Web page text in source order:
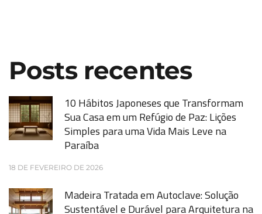
Posts recentes
10 Hábitos Japoneses que Transformam
Sua Casa em um Refúgio de Paz: Lições
Simples para uma Vida Mais Leve na
Paraíba
18 DE FEVEREIRO DE 2026
Madeira Tratada em Autoclave: Solução
Sustentável e Durável para Arquitetura na